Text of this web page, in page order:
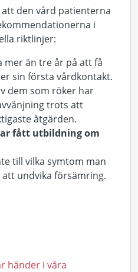
den vård patienterna
i
riktlinjer:
mer än tre år på att få
sin första vårdkontakt.
dem som röker har
trots att
åtgärden.
fått utbildning om
till vilka symtom man
undvika försämring.
händer i våra